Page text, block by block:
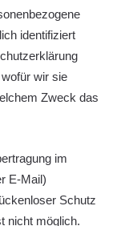
identifiziert
wir sie
Zweck das
im
E-Mail)
Schutz
nicht möglich.